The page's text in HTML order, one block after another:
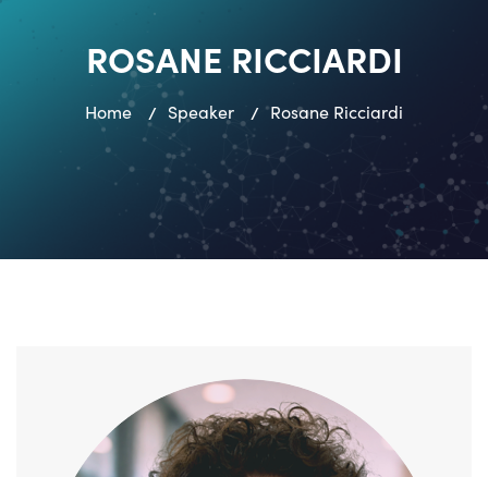
ROSANE RICCIARDI
Home / Speaker / Rosane Ricciardi